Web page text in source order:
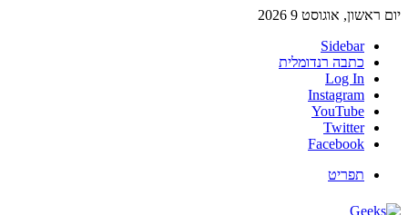
יום ראשון, אוגוסט 9 2026
Sidebar
כתבה רנדומלית
Log In
Instagram
YouTube
Twitter
Facebook
תפריט